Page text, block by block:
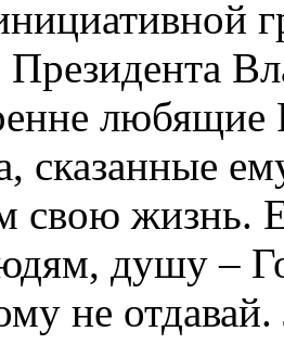
любящие
сказанные
свою жизнь.
душу –
не